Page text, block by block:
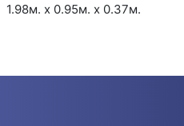
1.98м. x 0.95м. x 0.37м.